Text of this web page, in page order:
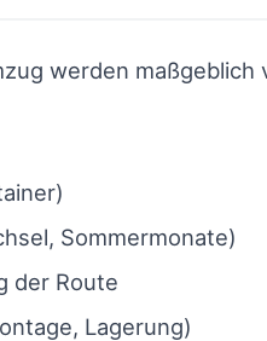
werden
Sommermonate)
der Route
Lagerung)